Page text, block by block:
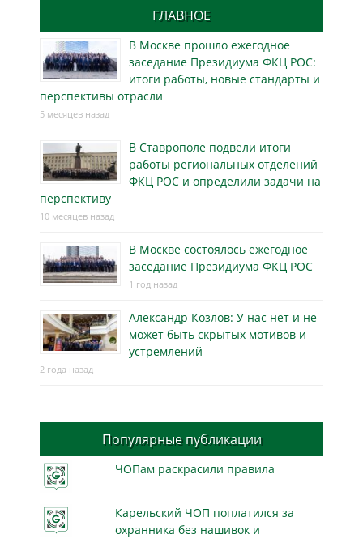
ГЛАВНОЕ
В Москве прошло ежегодное
заседание Президиума ФКЦ РОС:
итоги работы, новые стандарты и
перспективы отрасли
5 месяцев назад
В Ставрополе подвели итоги
работы региональных отделений
ФКЦ РОС и определили задачи на
перспективу
10 месяцев назад
В Москве состоялось ежегодное
заседание Президиума ФКЦ РОС
1 год назад
Александр Козлов: У нас нет и не
может быть скрытых мотивов и
устремлений
2 года назад
Популярные публикации
ЧОПам раскрасили правила
Карельский ЧОП поплатился за
охранника без нашивок и